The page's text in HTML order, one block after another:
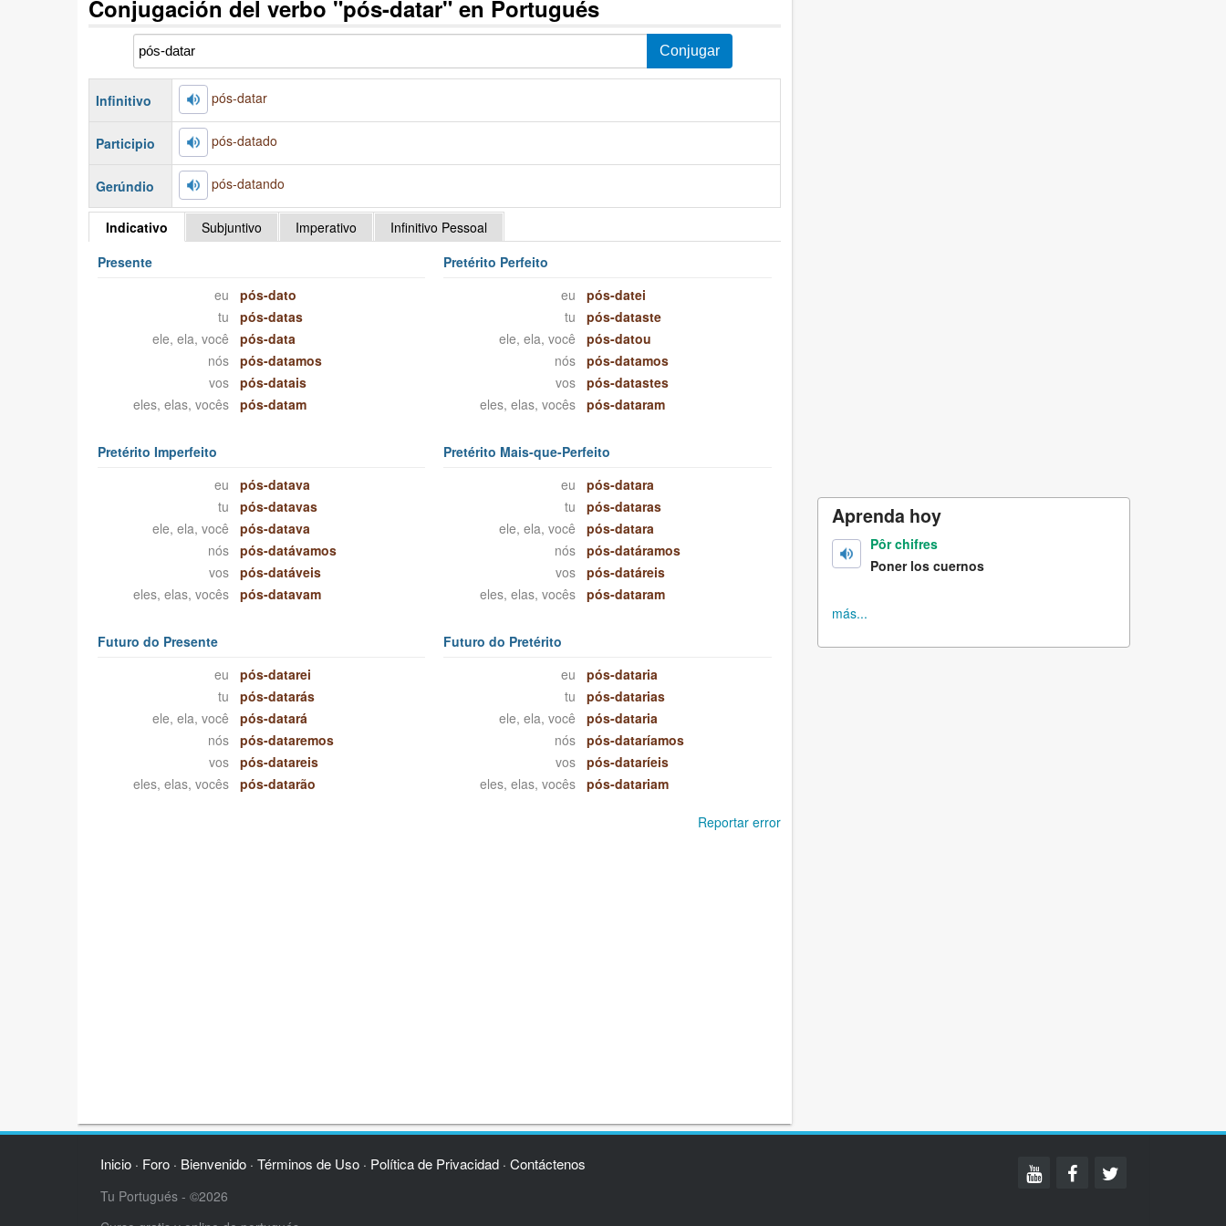
Conjugación del verbo "pós-datar" en Portugués
Infinitivo pós-datar
Participio pós-datado
Gerúndio pós-datando
Indicativo Subjuntivo Imperativo
Infinitivo Pessoal
Presente
eu
pós-dato
tu
pós-datas
ele, ela, você
pós-data
nós
pós-datamos
vos
pós-datais
eles, elas, vocês
pós-datam
Pretérito Perfeito
eu
pós-datei
tu
pós-dataste
ele, ela, você
pós-datou
nós
pós-datamos
vos
pós-datastes
eles, elas, vocês
pós-dataram
Pretérito Imperfeito
eu
pós-datava
tu
pós-datavas
ele, ela, você
pós-datava
nós
pós-datávamos
vos
pós-datáveis
eles, elas, vocês
pós-datavam
Pretérito Mais-que-Perfeito
eu
pós-datara
tu
pós-dataras
ele, ela, você
pós-datara
nós
pós-datáramos
vos
pós-datáreis
eles, elas, vocês
pós-dataram
Futuro do Presente
eu
pós-datarei
tu
pós-datarás
ele, ela, você
pós-datará
nós
pós-dataremos
vos
pós-datareis
eles, elas, vocês
pós-datarão
Futuro do Pretérito
eu
pós-dataria
tu
pós-datarias
ele, ela, você
pós-dataria
nós
pós-dataríamos
vos
pós-dataríeis
eles, elas, vocês
pós-datariam
Reportar error
Aprenda hoy
Pôr chifres
Poner los cuernos
más...
Inicio· Foro· Bienvenido· Términos de Uso· Política de Privacidad· Contáctenos
Tu Portugués - ©2026